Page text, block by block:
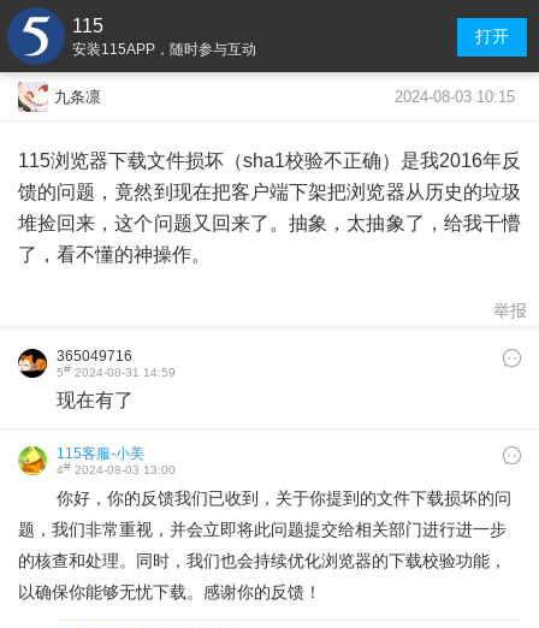
115
安装115APP，随时参与互动
打开
九条凛 2024-08-03 10:15
115浏览器下载文件损坏（sha1校验不正确）是我2016年反
馈的问题，竟然到现在把客户端下架把浏览器从历史的垃圾
堆捡回来，这个问题又回来了。抽象，太抽象了，给我干懵
了，看不懂的神操作。
举报
365049716
5# 2024-08-31 14:59
现在有了
115客服-小美
4# 2024-08-03 13:00
你好，你的反馈我们已收到，关于你提到的文件下载损坏的问
题，我们非常重视，并会立即将此问题提交给相关部门进行进一步
的核查和处理。同时，我们也会持续优化浏览器的下载校验功能，
以确保你能够无忧下载。感谢你的反馈！